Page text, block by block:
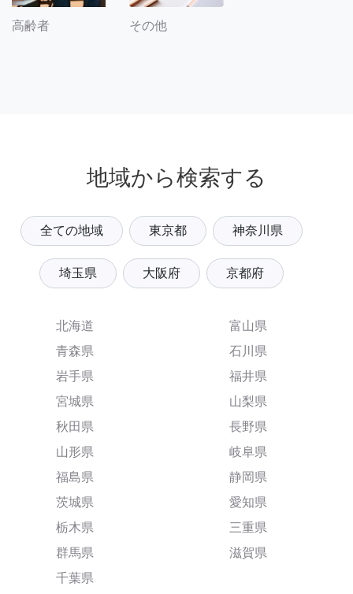
高齢者 その他
地域から検索する
全ての地域 東京都 神奈川県
埼玉県 大阪府 京都府
北海道
青森県
岩手県
宮城県
秋田県
山形県
福島県
茨城県
栃木県
群馬県
千葉県
富山県
石川県
福井県
山梨県
長野県
岐阜県
静岡県
愛知県
三重県
滋賀県